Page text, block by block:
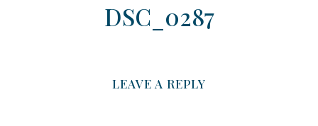
DSC_0287
LEAVE A REPLY